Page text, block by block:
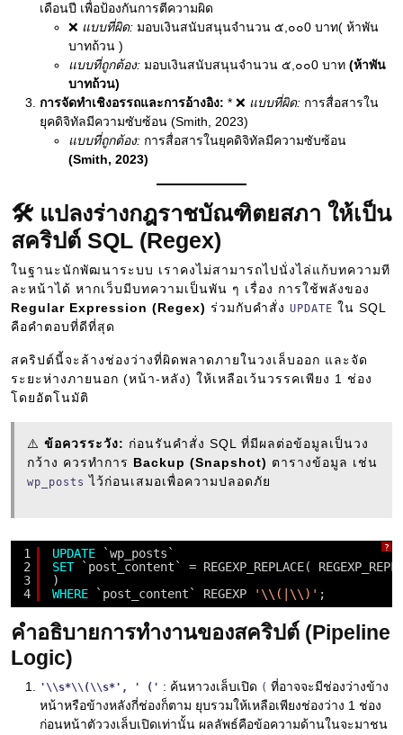
เดือนปี เพื่อป้องกันการตีความผิด
❌ แบบที่ผิด: มอบเงินสนับสนุนจำนวน ๕,๐๐0 บาท( ห้าพัน
บาทถ้วน )
แบบที่ถูกต้อง: มอบเงินสนับสนุนจำนวน ๕,๐๐0 บาท (ห้าพัน
บาทถ้วน)
การจัดทำเชิงอรรถและการอ้างอิง: * ❌ แบบที่ผิด: การสื่อสารใน
ยุคดิจิทัลมีความซับซ้อน (Smith, 2023)
แบบที่ถูกต้อง: การสื่อสารในยุคดิจิทัลมีความซับซ้อน
(Smith, 2023)
🛠️ แปลงร่างกฎราชบัณฑิตยสภา ให้เป็น
สคริปต์ SQL (Regex)
ในฐานะนักพัฒนาระบบ เราคงไม่สามารถไปนั่งไล่แก้บทความที
ละหน้าได้ หากเว็บมีบทความเป็นพัน ๆ เรื่อง การใช้พลังของ
Regular Expression (Regex) ร่วมกับคำสั่ง UPDATE ใน SQL
คือคำตอบที่ดีที่สุด
สคริปต์นี้จะล้างช่องว่างที่ผิดพลาดภายในวงเล็บออก และจัด
ระยะห่างภายนอก (หน้า-หลัง) ให้เหลือเว้นวรรคเพียง 1 ช่อง
โดยอัตโนมัติ
⚠️ ข้อควรระวัง: ก่อนรันคำสั่ง SQL ที่มีผลต่อข้อมูลเป็นวง
กว้าง ควรทำการ Backup (Snapshot) ตารางข้อมูล เช่น
wp_posts ไว้ก่อนเสมอเพื่อความปลอดภัย
?
1
2
3
4
UPDATE
`wp_posts`
SET
`post_content` = REGEXP_REPLACE(
)
WHERE
`post_content` REGEXP '\\(|\\)' ;
คำอธิบายการทำงานของสคริปต์ (Pipeline
Logic)
'\\s*\\(\\s*', ' (' : ค้นหาวงเล็บเปิด ( ที่อาจจะมีช่องว่างข้าง
หน้าหรือข้างหลังกี่ช่องก็ตาม ยุบรวมให้เหลือเพียงช่องว่าง 1 ช่อง
ก่อนหน้าตัววงเล็บเปิดเท่านั้น ผลลัพธ์คือข้อความด้านในจะมาชน